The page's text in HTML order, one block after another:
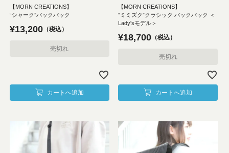
【MORN CREATIONS】
“シャーク”バックパック
¥13,200 税込
売切れ
カートへ追加
【MORN CREATIONS】
“ミミズク”クラシック バックパック ＜
Lady'sモデル＞
¥18,700 税込
売切れ
カートへ追加